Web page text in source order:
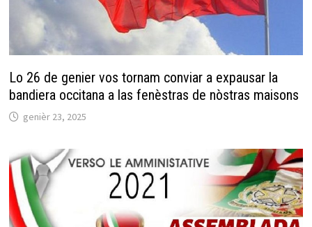
Lo 26 de genier vos tornam conviar a expausar la
bandiera occitana a las fenèstras de nòstras maisons
genièr 23, 2025